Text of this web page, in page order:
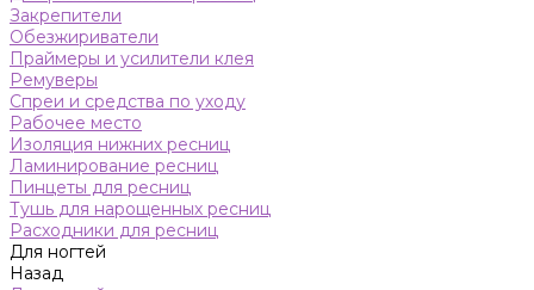
Закрепители
Обезжириватели
Праймеры и усилители клея
Ремуверы
Спреи и средства по уходу
Рабочее место
Изоляция нижних ресниц
Ламинирование ресниц
Пинцеты для ресниц
Тушь для нарощенных ресниц
Расходники для ресниц
Для ногтей
Назад